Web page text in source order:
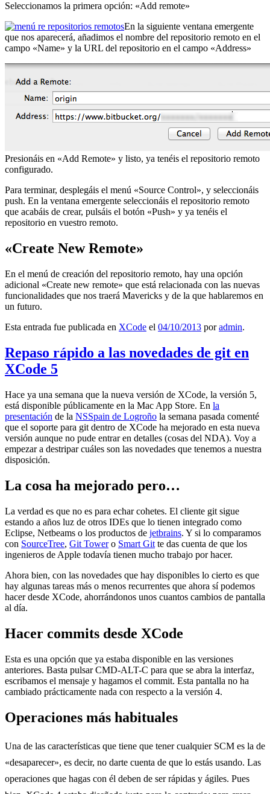
Seleccionamos la primera opción: «Add remote»
En la siguiente ventana emergente
que nos aparecerá, añadimos el nombre del repositorio remoto en el
campo «Name» y la URL del repositorio en el campo «Address»
Presionáis en «Add Remote» y listo, ya tenéis el repositorio remoto
configurado.
Para terminar, desplegáis el menú «Source Control», y seleccionáis
push. En la ventana emergente seleccionáis el repositorio remoto
que acabáis de crear, pulsáis el botón «Push» y ya tenéis el
repositorio en vuestro remoto.
«Create New Remote»
En el menú de creación del repositorio remoto, hay una opción
adicional «Create new remote» que está relacionada con las nuevas
funcionalidades que nos traerá Mavericks y de la que hablaremos en
un futuro.
Esta entrada fue publicada en XCode el 04/10/2013 poradmin.
Repaso rápido a las novedades de git en
XCode 5
Hace ya una semana que la nueva versión de XCode, la versión 5,
está disponible públicamente en la Mac App Store. En la
presentación de la NSSpain de Logroño la semana pasada comenté
que el soporte para git dentro de XCode ha mejorado en esta nueva
versión aunque no pude entrar en detalles (cosas del NDA). Voy a
empezar a destripar cuáles son las novedades que tenemos a nuestra
disposición.
La cosa ha mejorado pero…
La verdad es que no es para echar cohetes. El cliente git sigue
estando a años luz de otros IDEs que lo tienen integrado como
Eclipse, Netbeams o los productos de jetbrains. Y si lo comparamos
con SourceTree, Git Towero Smart Git te das cuenta de que los
ingenieros de Apple todavía tienen mucho trabajo por hacer.
Ahora bien, con las novedades que hay disponibles lo cierto es que
hay algunas tareas más o menos recurrentes que ahora sí podemos
hacer desde XCode, ahorrándonos unos cuantos cambios de pantalla
al día.
Hacer commits desde XCode
Esta es una opción que ya estaba disponible en las versiones
anteriores. Basta pulsar CMD-ALT-C para que se abra la interfaz,
escribamos el mensaje y hagamos el commit. Esta pantalla no ha
cambiado prácticamente nada con respecto a la versión 4.
Operaciones más habituales
Una de las características que tiene que tener cualquier SCM es la de
«desaparecer», es decir, no darte cuenta de que lo estás usando. Las
operaciones que hagas con él deben de ser rápidas y ágiles. Pues